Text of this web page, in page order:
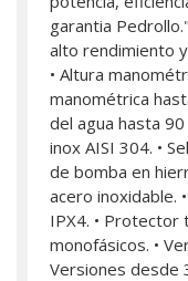
garantia
alto rendimiento
• Altura
manométrica
del agua hasta
inox AISI 304. •
de bomba en
acero inoxidable.
IPX4. • Protector
monofásicos. •
Versiones desde